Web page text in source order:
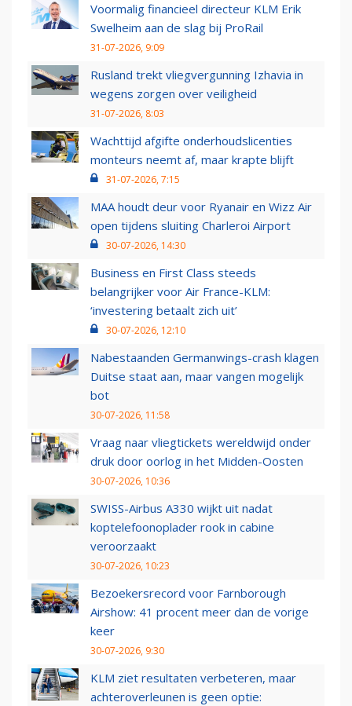
Voormalig financieel directeur KLM Erik
Swelheim aan de slag bij ProRail
31-07-2026, 9:09
Rusland trekt vliegvergunning Izhavia in
wegens zorgen over veiligheid
31-07-2026, 8:03
Wachttijd afgifte onderhoudslicenties
monteurs neemt af, maar krapte blijft
31-07-2026, 7:15
MAA houdt deur voor Ryanair en Wizz Air
open tijdens sluiting Charleroi Airport
30-07-2026, 14:30
Business en First Class steeds
belangrijker voor Air France-KLM:
‘investering betaalt zich uit’
30-07-2026, 12:10
Nabestaanden Germanwings-crash klagen
Duitse staat aan, maar vangen mogelijk
bot
30-07-2026, 11:58
Vraag naar vliegtickets wereldwijd onder
druk door oorlog in het Midden-Oosten
30-07-2026, 10:36
SWISS-Airbus A330 wijkt uit nadat
koptelefoonoplader rook in cabine
veroorzaakt
30-07-2026, 10:23
Bezoekersrecord voor Farnborough
Airshow: 41 procent meer dan de vorige
keer
30-07-2026, 9:30
KLM ziet resultaten verbeteren, maar
achteroverleunen is geen optie: